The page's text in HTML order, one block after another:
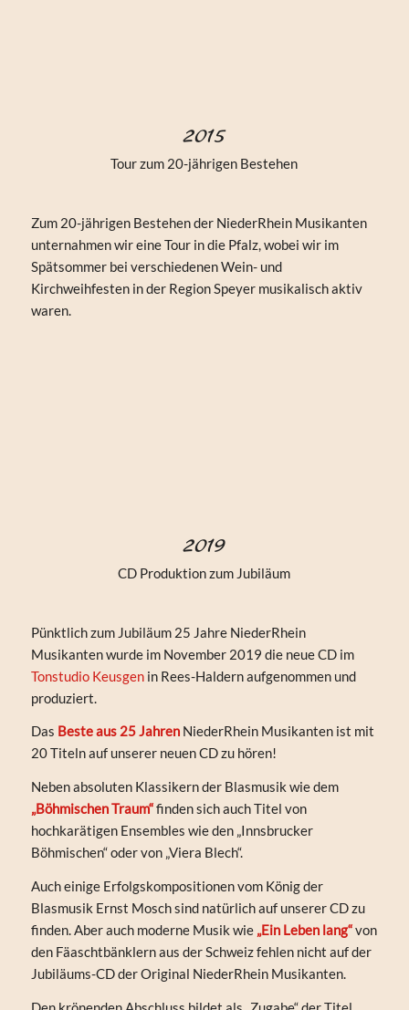
2015
Tour zum 20-jährigen Bestehen
Zum 20-jährigen Bestehen der NiederRhein Musikanten
unternahmen wir eine Tour in die Pfalz, wobei wir im
Spätsommer bei verschiedenen Wein- und
Kirchweihfesten in der Region Speyer musikalisch aktiv
waren.
2019
CD Produktion zum Jubiläum
Pünktlich zum Jubiläum 25 Jahre NiederRhein
Musikanten wurde im November 2019 die neue CD im
Tonstudio Keusgenin Rees-Haldern aufgenommen und
produziert.
Das Beste aus 25 JahrenNiederRhein Musikanten ist mit
20 Titeln auf unserer neuen CD zu hören!
Neben absoluten Klassikern der Blasmusik wie dem
„Böhmischen Traum“finden sich auch Titel von
hochkarätigen Ensembles wie den „Innsbrucker
Böhmischen“ oder von „Viera Blech“.
Auch einige Erfolgskompositionen vom König der
Blasmusik Ernst Mosch sind natürlich auf unserer CD zu
finden. Aber auch moderne Musik wie „Ein Leben lang“von
den Fäaschtbänklern aus der Schweiz fehlen nicht auf der
Jubiläums-CD der Original NiederRhein Musikanten.